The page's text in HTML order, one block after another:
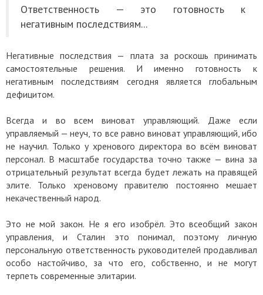
Ответственность — это готовность к
негативным последствиям...
Негативные последствия — плата за роскошь принимать
самостоятельные решения. И именно готовность к
негативным последствиям сегодня является глобальным
дефицитом.
Всегда и во всем виноват управляющий. Даже если
управляемый — неуч, то все равно виноват управляющий, ибо
не научил. Только у хренового директора во всём виноват
персонал. В масштабе государства точно также — вина за
отрицательный результат всегда будет лежать на правящей
элите. Только хреновому правителю постоянно мешает
некачественный народ.
Это не мой закон. Не я его изобрёл. Это всеобщий закон
управления, и Сталин это понимал, поэтому личную
персональную ответственность руководителей продавливал
особо настойчиво, за что его, собственно, и не могут
терпеть современные элитарии.